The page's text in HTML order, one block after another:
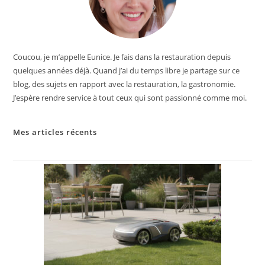
Coucou, je m’appelle Eunice. Je fais dans la restauration depuis
quelques années déjà. Quand j’ai du temps libre je partage sur ce
blog, des sujets en rapport avec la restauration, la gastronomie.
J’espère rendre service à tout ceux qui sont passionné comme moi.
Mes articles récents